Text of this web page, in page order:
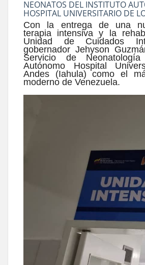
NEONATOS DEL INSTITUTO
HOSPITAL UNIVERSITARIO DE
Con la entrega de una
terapia intensiva y la
Unidad de Cuidados
gobernador Jehyson
Servicio de
Autónomo Hospital
Andes (Iahula) como el
moderno de Venezuela.